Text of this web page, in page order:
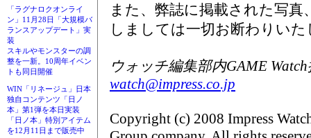
「ラグナロクオンライ
ン」11月28日「大規模バ
ランスアップデート」実
装
スキルやモンスターの調
整を一新。10周年イベン
トも同日開催
WIN「リネージュ」日本
独自コンテンツ「日ノ
本」第1弾を本日実装
「日ノ本」特別アイテム
を12月11日まで販売中
また、弊誌に掲載された写真
しましては一切お断わりいた
ウォッチ編集部内GAME
watch@impress.co.jp
Copyright (c) 2008 Impress